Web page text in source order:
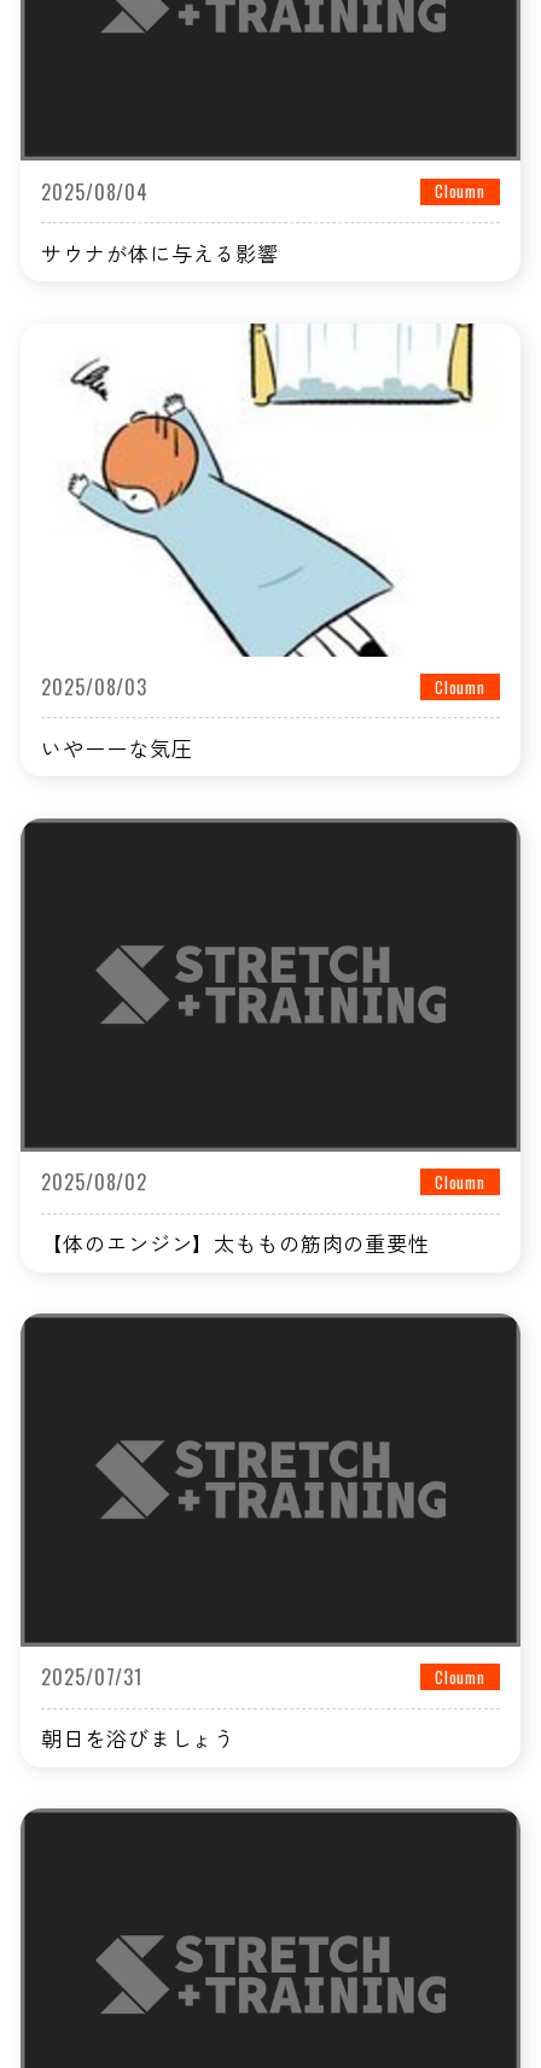
2025/08/04 Cloumn
サウナが体に与える影響
2025/08/03 Cloumn
いやーーな気圧
2025/08/02 Cloumn
【体のエンジン】太ももの筋肉の重要性
2025/07/31 Cloumn
朝日を浴びましょう